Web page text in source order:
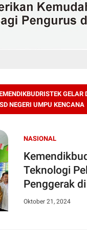
NEGERI UMPU KENCANA
NASIONAL
Teknologi
Penggerak
Oktober 21, 2024